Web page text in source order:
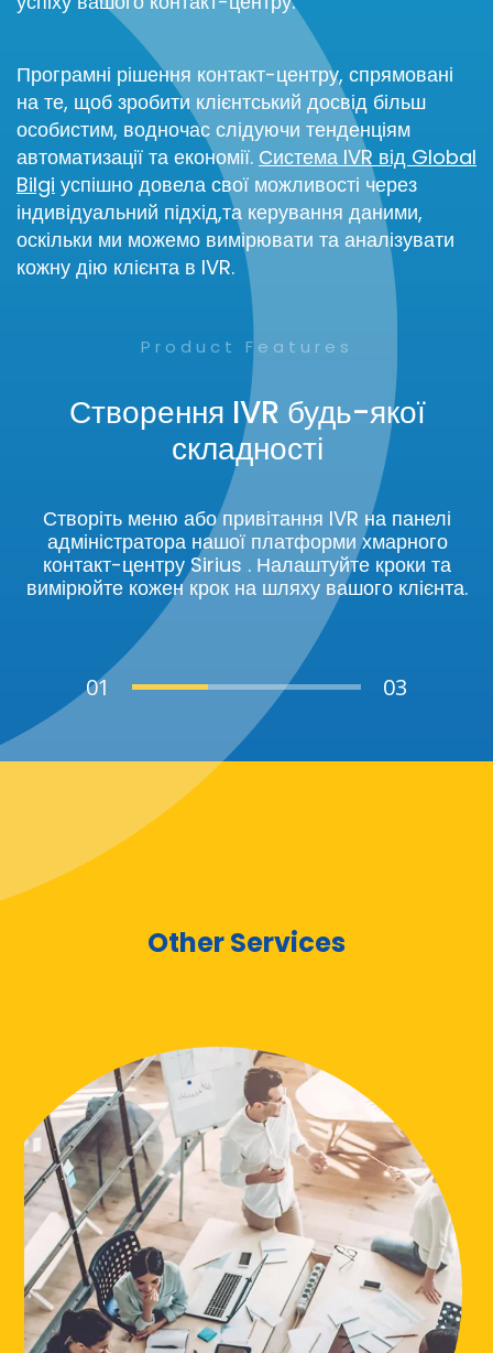
Програмні рішення контакт-центру, спрямовані
на те, щоб зробити клієнтський досвід більш
особистим, водночас слідуючи тенденціям
автоматизації та економії. Система IVR від Global
Bilgi успішно довела свої можливості через
індивідуальний підхід,та керування даними,
оскільки ми можемо вимірювати та аналізувати
кожну дію клієнта в IVR.
Product Features
Створення IVR будь-якої
складності
Створіть меню або привітання IVR на панелі
адміністратора нашої платформи хмарного
контакт-центру Sirius . Налаштуйте кроки та
вимірюйте кожен крок на шляху вашого клієнта.
Other Services